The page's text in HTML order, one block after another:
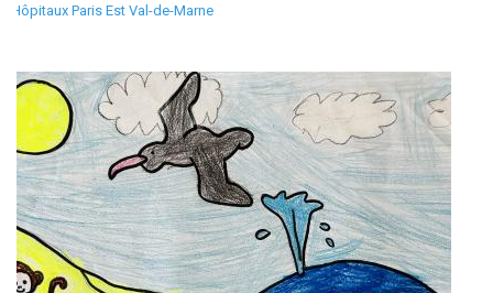
Hôpitaux Paris Est Val-de-Marne